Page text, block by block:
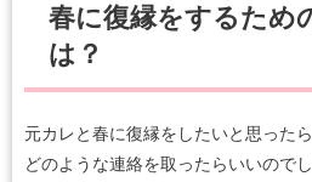
春に復縁をするため
は？
元カレと春に復縁をしたいと思ったら
どのような連絡を取ったらいいのでし